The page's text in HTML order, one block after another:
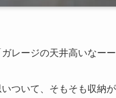
レージの天井高いなー
ついて、そもそも収納